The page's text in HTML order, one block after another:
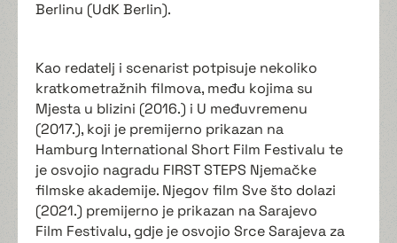
Berlinu (UdK Berlin).
Kao redatelj i scenarist potpisuje nekoliko
kratkometražnih filmova, među kojima su
Mjesta u blizini (2016.) i U međuvremenu
(2017.), koji je premijerno prikazan na
Hamburg International Short Film Festivalu te
je osvojio nagradu FIRST STEPS Njemačke
filmske akademije. Njegov film Sve što dolazi
(2021.) premijerno je prikazan na Sarajevo
Film Festivalu, gdje je osvojio Srce Sarajeva za